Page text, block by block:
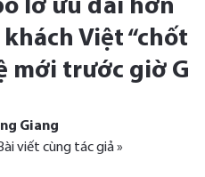
lỡ ưu đãi hơn
Việt “chốt
mới trước giờ G
Giang
Bài viết cùng tác giả »